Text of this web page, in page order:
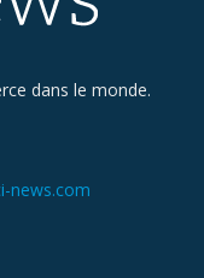
dans le monde.
news.com